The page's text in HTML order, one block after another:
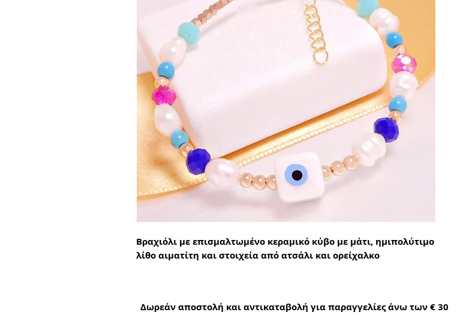
Βραχιόλι με επισμαλτωμένο κεραμικό κύβο με μάτι, ημιπολύτιμο
λίθο αιματίτη και στοιχεία από ατσάλι και ορείχαλκο
Δωρεάν αποστολή και αντικαταβολή για παραγγελίες άνω των € 30